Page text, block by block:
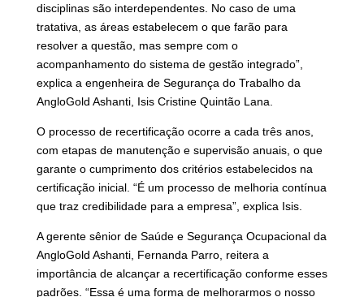
disciplinas são interdependentes. No caso de uma
tratativa, as áreas estabelecem o que farão para
resolver a questão, mas sempre com o
acompanhamento do sistema de gestão integrado”,
explica a engenheira de Segurança do Trabalho da
AngloGold Ashanti, Isis Cristine Quintão Lana.
O processo de recertificação ocorre a cada três anos,
com etapas de manutenção e supervisão anuais, o que
garante o cumprimento dos critérios estabelecidos na
certificação inicial. “É um processo de melhoria contínua
que traz credibilidade para a empresa”, explica Isis.
A gerente sênior de Saúde e Segurança Ocupacional da
AngloGold Ashanti, Fernanda Parro, reitera a
importância de alcançar a recertificação conforme esses
padrões. “Essa é uma forma de melhorarmos o nosso